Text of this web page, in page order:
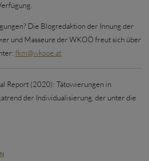
Die Blogredaktion der Innung der
und Masseure der WKOÖ freut sich über
fkm@wkooe.at
Report (2020): Tätowierungen in
der Individualisierung, der unter die